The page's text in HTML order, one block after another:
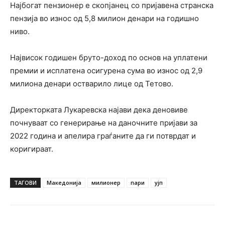
Најбогат пензионер е скопјанец со пријавена странска
пензија во износ од 5,8 милион денари на годишно
ниво.
Највисок годишен бруто-доход по основ на уплатени
премии и исплатена осигурена сума во износ од 2,9
милиона денари остварило лице од Тетово.
Директорката Лукаревска најави дека деновиве
почнуваат со генерирање на даночните пријави за
2022 година и апелира граѓаните да ги потврдат и
коригираат.
ТАГОВИ Македонија милионер пари ујп